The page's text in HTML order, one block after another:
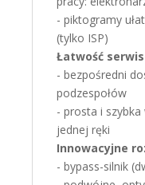
- piktogramy
(tylko ISP)
Łatwość
- bezpośredni
podzespołów
- prosta i
jednej ręki
Innowacyjne
- bypass-silnik